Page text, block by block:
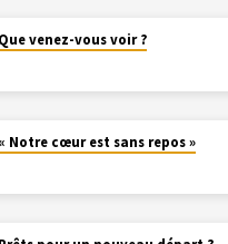
Que venez-vous voir ?
« Notre cœur est sans repos »